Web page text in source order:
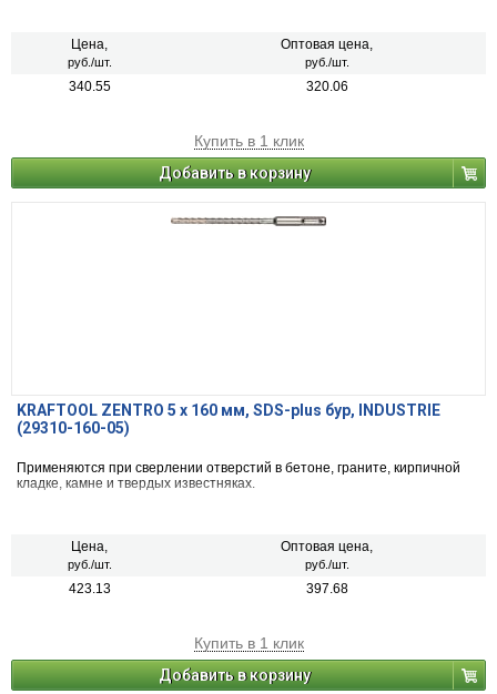
Цена,
руб./шт.
Оптовая цена,
руб./шт.
340.55 320.06
Купить в 1 клик
Добавить в корзину
KRAFTOOL ZENTRO 5 x 160 мм, SDS-plus бур, INDUSTRIE
(29310-160-05)
Применяются при сверлении отверстий в бетоне, граните, кирпичной
кладке, камне и твердых известняках.
Цена,
руб./шт.
Оптовая цена,
руб./шт.
423.13 397.68
Купить в 1 клик
Добавить в корзину